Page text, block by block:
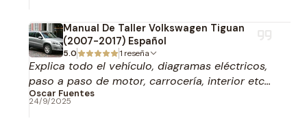
Manual De Taller Volkswagen Tiguan
(2007-2017) Español
5.0 1 reseña
Explica todo el vehículo, diagramas eléctricos,
paso a paso de motor, carrocería, interior etc...
Oscar Fuentes
24/9/2025